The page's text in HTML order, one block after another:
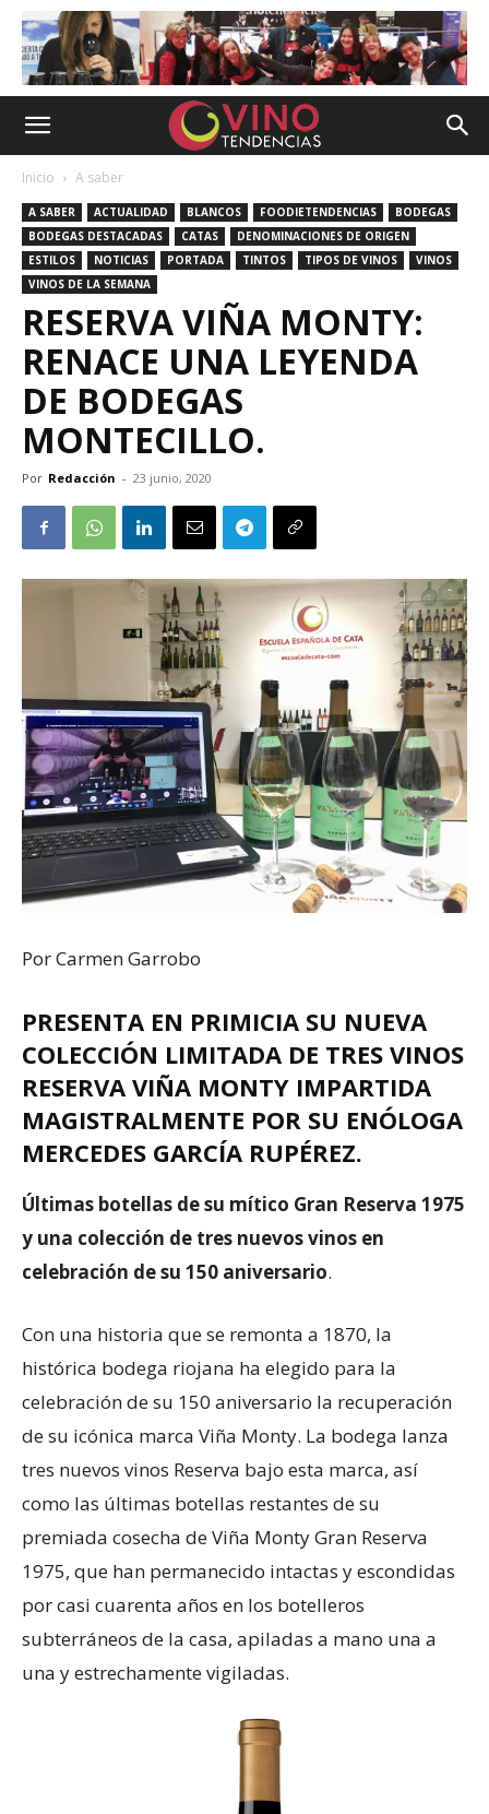
Inicio A saber
A SABER ACTUALIDAD BLANCOS FOODIETENDENCIAS
BODEGAS
BODEGAS DESTACADAS
CATAS
DENOMINACIONES DE ORIGEN
ESTILOS
NOTICIAS PORTADA TINTOS TIPOS DE VINOS
VINOS
VINOS DE LA SEMANA
RESERVA VIÑA MONTY:
RENACE UNA LEYENDA
DE BODEGAS
MONTECILLO.
Por Redacción - 23 junio, 2020
Por Carmen Garrobo
PRESENTA EN PRIMICIA SU NUEVA
COLECCIÓN LIMITADA DE TRES VINOS
RESERVA VIÑA MONTY IMPARTIDA
MAGISTRALMENTE POR SU ENÓLOGA
MERCEDES GARCÍA RUPÉREZ.
Últimas botellas de su mítico Gran Reserva 1975
y una colección de tres nuevos vinos en
celebración de su 150 aniversario.
Con una historia que se remonta a 1870, la
histórica bodega riojana ha elegido para la
celebración de su 150 aniversario la recuperación
de su icónica marca Viña Monty. La bodega lanza
tres nuevos vinos Reserva bajo esta marca, así
como las últimas botellas restantes de su
premiada cosecha de Viña Monty Gran Reserva
1975, que han permanecido intactas y escondidas
por casi cuarenta años en los botelleros
subterráneos de la casa, apiladas a mano una a
una y estrechamente vigiladas.